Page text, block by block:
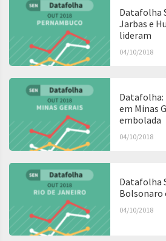
Datafolha
Jarbas e
lideram
04/10/2018
Datafolha:
em Minas
embolada
04/10/2018
Datafolha
Bolsonaro
04/10/2018